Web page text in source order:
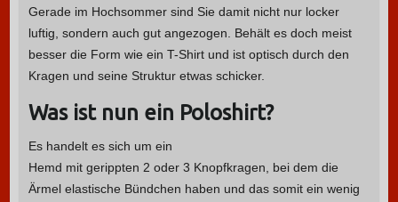
Gerade im Hochsommer sind Sie damit nicht nur locker
luftig, sondern auch gut angezogen. Behält es doch meist
besser die Form wie ein T-Shirt und ist optisch durch den
Kragen und seine Struktur etwas schicker.
Was ist nun ein Poloshirt?
Es handelt es sich um ein
Hemd mit gerippten 2 oder 3 Knopfkragen, bei dem die
Ärmel elastische Bündchen haben und das somit ein wenig